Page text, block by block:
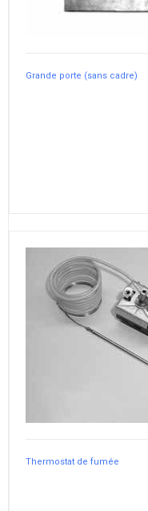
Grande porte (sans cadre)
Thermostat de fumée